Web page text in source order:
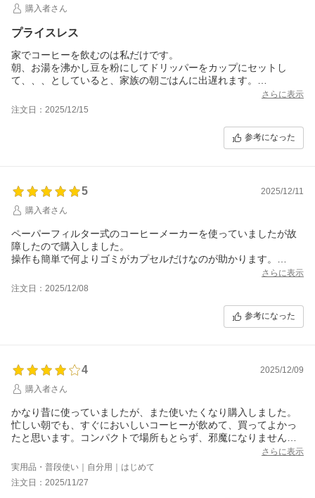
購入者さん
プライスレス
家でコーヒーを飲むのは私だけです。
朝、お湯を沸かし豆を粉にしてドリッパーをカップにセットし
て、、、としていると、家族の朝ごはんに出遅れます。
一緒にいただきますをするためには、キッチンに誰もいない時
に。それは早すぎてコーヒー冷めます。
ではどうすれば。
さらに表示
注文日：2025/12/15
参考になった
5
2025/12/11
購入者さん
ペーパーフィルター式のコーヒーメーカーを使っていましたが故
障したので購入しました。
操作も簡単で何よりゴミがカプセルだけなのが助かります。
スタバの色々なフレーバーをその日の気分で1杯ずつ楽しめるのも
利点だと思います。
味も香りも自宅で飲む分には満足のいくものでしたしコスパもそ
スタイリッシュで思ったよりコンパクトなサイズでした。
さらに表示
注文日：2025/12/08
参考になった
4
2025/12/09
購入者さん
かなり昔に使っていましたが、また使いたくなり購入しました。
忙しい朝でも、すぐにおいしいコーヒーが飲めて、買ってよかっ
たと思います。コンパクトで場所もとらず、邪魔になりません。
ただ、少し触れただけで電源が入ってしまうのが気になるのと、
携帯連携でポイントも貯まるとありましたが、iPhoneしか対応し
ていなく、その点は損した感じがしたので☆－１です。
さらに表示
実用品・普段使い｜自分用｜はじめて
注文日：2025/11/27